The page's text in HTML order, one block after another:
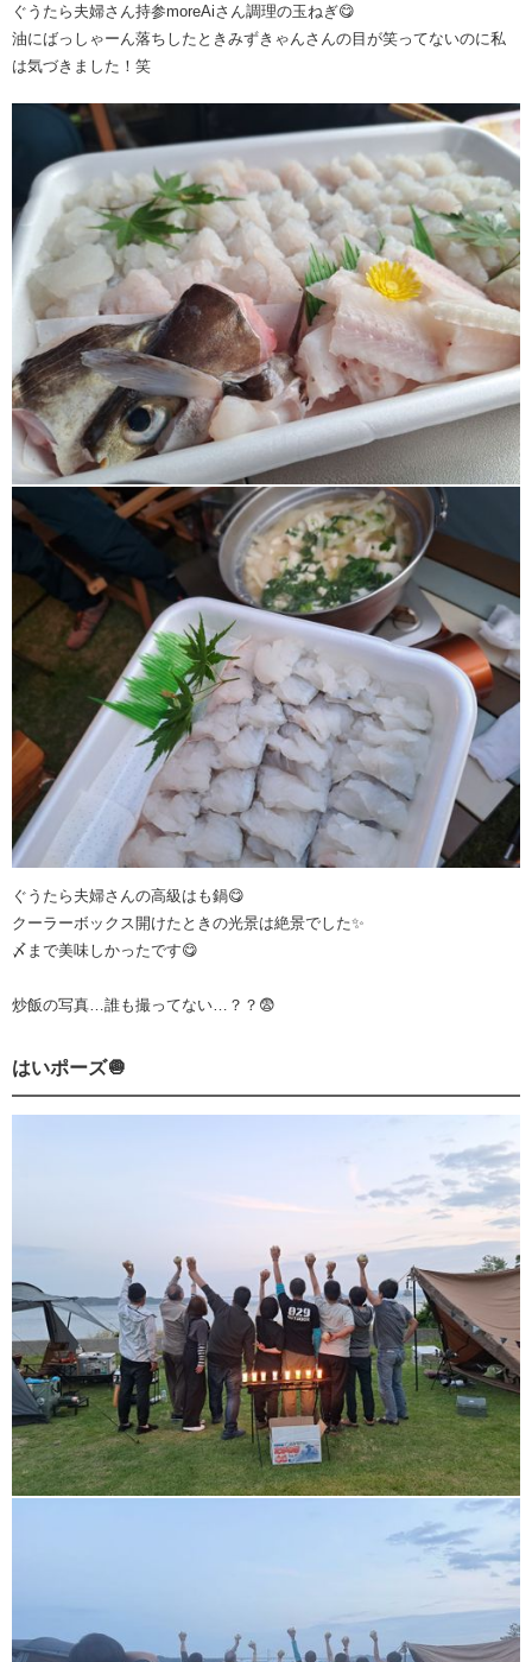
ぐうたら夫婦さん持参moreAiさん調理の玉ねぎ😋
油にばっしゃーん落ちしたときみずきゃんさんの目が笑ってないのに私
は気づきました！笑
ぐうたら夫婦さんの高級はも鍋😋
クーラーボックス開けたときの光景は絶景でした✨
〆まで美味しかったです😋
炒飯の写真…誰も撮ってない…？？😨
はいポーズ🧅